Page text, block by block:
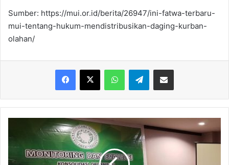
Sumber: https://mui.or.id/berita/26947/ini-fatwa-terbaru-
mui-tentang-hukum-mendistribusikan-daging-kurban-
olahan/
Facebook
X WhatsAppTelegramShare via Email